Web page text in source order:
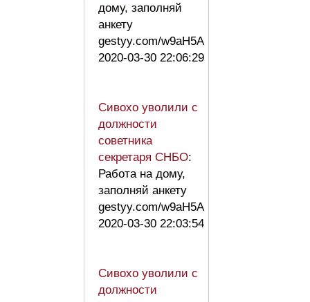
дому, заполняй
анкету
gestyy.com/w9aH5A
2020-03-30 22:06:29
Сивохо уволили с
должности
советника
секретаря СНБО:
Работа на дому,
заполняй анкету
gestyy.com/w9aH5A
2020-03-30 22:03:54
Сивохо уволили с
должности